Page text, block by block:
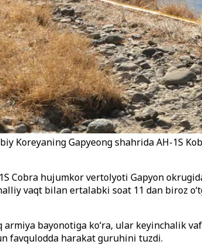
Koreyaning Gapyeong shahrida AH-1S
Cobra hujumkor vertolyoti Gapyon
vaqt bilan ertalabki soat 11 dan biroz
bayonotiga ko‘ra, ular keyinchalik
favqulodda harakat guruhini tuzdi.